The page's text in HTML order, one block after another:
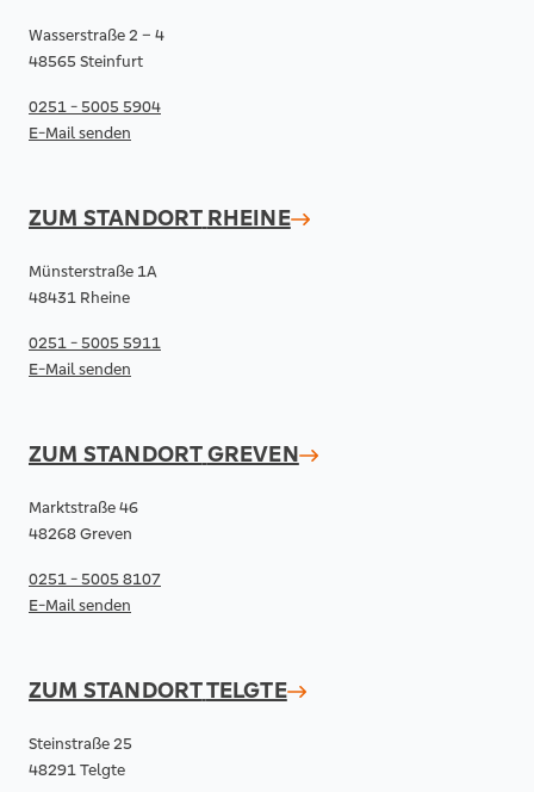
Wasserstraße 2 – 4
48565 Steinfurt
0251 - 5005 5904
E-Mail senden
ZUM STANDORT RHEINE
Münsterstraße 1A
48431 Rheine
0251 - 5005 5911
E-Mail senden
ZUM STANDORTGREVEN
Marktstraße 46
48268 Greven
0251 - 5005 8107
E-Mail senden
ZUM STANDORTTELGTE
Steinstraße 25
48291 Telgte